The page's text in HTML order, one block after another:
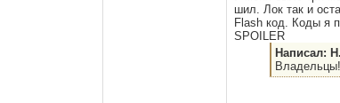
шил. Лок так и
Flash код. Коды я
SPOILER
Написал:
Владельцы!